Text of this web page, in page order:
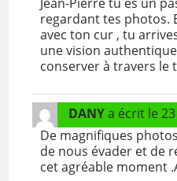
regardant tes photos.
avec ton cur , tu
une vision
conserver à travers le
DANYa écrit le
De magnifiques
de nous évader et de
cet agréable moment